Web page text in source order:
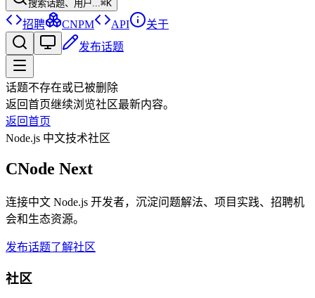
搜索话题、用户...⌘K
招聘 CNPM API
关于
发布话题
话题不存在或已被删除
返回首页继续浏览社区最新内容。
返回首页
Node.js 中文技术社区
CNode Next
连接中文 Node.js 开发者，沉淀问题解法、项目实践、招聘机
会和生态资源。
发布话题了解社区
社区